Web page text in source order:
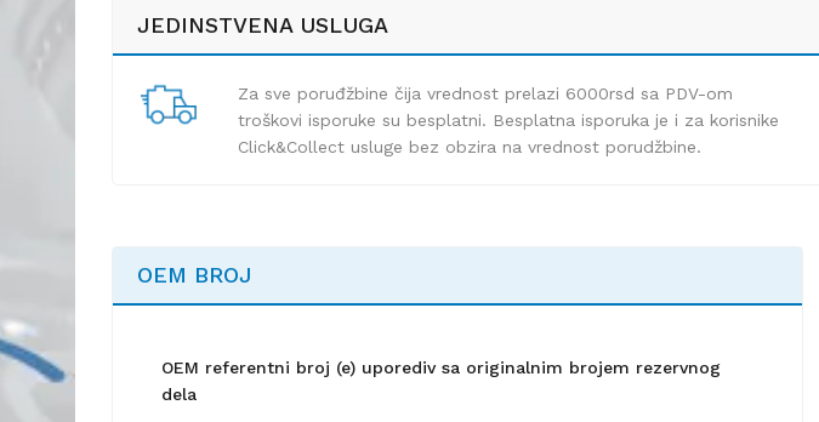
JEDINSTVENA USLUGA
Za sve poruđžbine čija vrednost prelazi 6000rsd sa PDV-om
troškovi isporuke su besplatni. Besplatna isporuka je i za korisnike
Click&Collect usluge bez obzira na vrednost porudžbine.
OEM BROJ
OEM referentni broj (e) uporediv sa originalnim brojem rezervnog
dela